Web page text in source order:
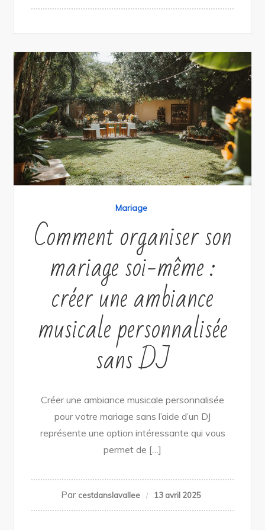
Mariage
Comment organiser son
mariage soi-même :
créer une ambiance
musicale personnalisée
sans DJ
Créer une ambiance musicale personnalisée
pour votre mariage sans l’aide d’un DJ
représente une option intéressante qui vous
permet de […]
Par cestdanslavallee 13 avril 2025